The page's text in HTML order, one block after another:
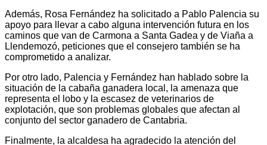
Además, Rosa Fernández ha solicitado a Pablo Palencia su
apoyo para llevar a cabo alguna intervención futura en los
caminos que van de Carmona a Santa Gadea y de Viaña a
Llendemozó, peticiones que el consejero también se ha
comprometido a analizar.
Por otro lado, Palencia y Fernández han hablado sobre la
situación de la cabaña ganadera local, la amenaza que
representa el lobo y la escasez de veterinarios de
explotación, que son problemas globales que afectan al
conjunto del sector ganadero de Cantabria.
Finalmente, la alcaldesa ha agradecido la atención del